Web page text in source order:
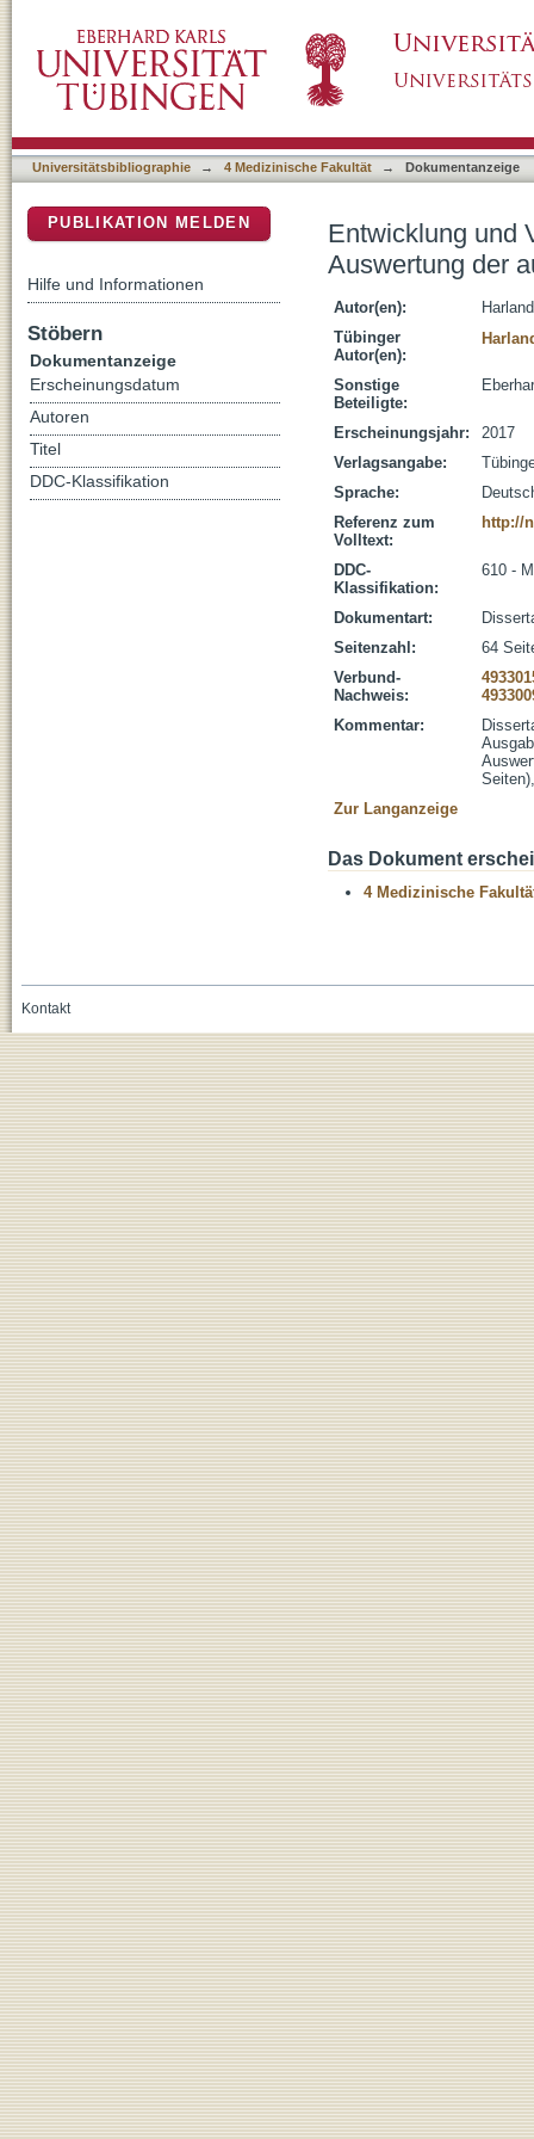
Funktion des Herzens
Universitätsbibliographie → 4 Medizinische Fakultät → Dokumentanzeige
Entwicklung und
Auswertung der
Autor(en):
Tübinger
Autor(en):
Sonstige
Beteiligte:
Erscheinungsjahr:
2017
Verlagsangabe:
Sprache:
Referenz zum
Volltext:
http://
DDC-
Klassifikation:
610 -
Dokumentart:
Seitenzahl:
64
Verbund-
Nachweis:
Kommentar:
Seiten),
Zur Langanzeige
Das Dokument
4 Medizinische
PUBLIKATION MELDEN
Hilfe und Informationen
Stöbern
Dokumentanzeige
Erscheinungsdatum
Autoren
Titel
DDC-Klassifikation
Kontakt